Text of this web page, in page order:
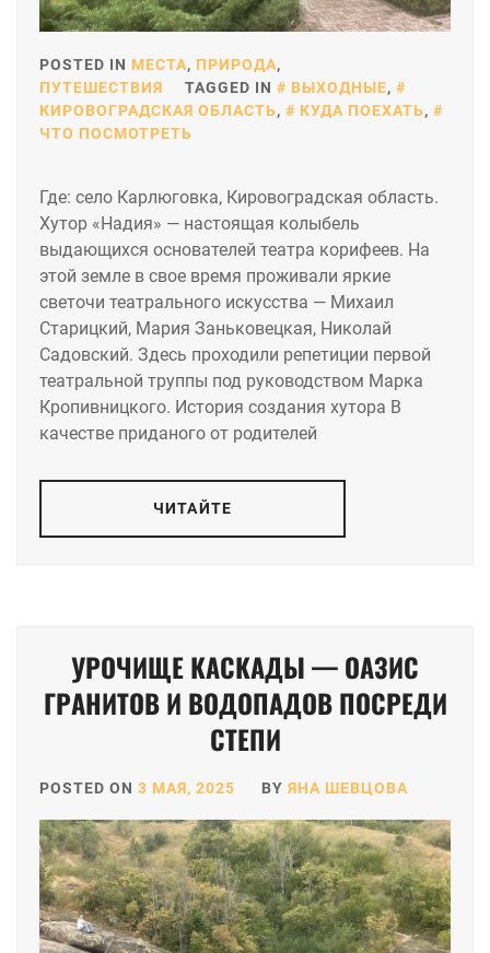
POSTED IN МЕСТА, ПРИРОДА,
ПУТЕШЕСТВИЯ
TAGGED IN ВЫХОДНЫЕ,
КИРОВОГРАДСКАЯ ОБЛАСТЬ, КУДА ПОЕХАТЬ,
ЧТО ПОСМОТРЕТЬ
Где: село Карлюговка, Кировоградская область.
Хутор «Надия» — настоящая колыбель
выдающихся основателей театра корифеев. На
этой земле в свое время проживали яркие
светочи театрального искусства — Михаил
Старицкий, Мария Заньковецкая, Николай
Садовский. Здесь проходили репетиции первой
театральной труппы под руководством Марка
Кропивницкого. История создания хутора В
качестве приданого от родителей
ЧИТАЙТЕ
УРОЧИЩЕ КАСКАДЫ — ОАЗИС
ГРАНИТОВ И ВОДОПАДОВ ПОСРЕДИ
СТЕПИ
POSTED ON 3 МАЯ, 2025 BY ЯНА ШЕВЦОВА